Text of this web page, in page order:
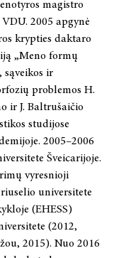
magistro
2005 apgynė
krypties daktaro
„Meno formų
sąveikos ir
problemos H.
ir J. Baltrušaičio
studijose
2005–2006
Šveicarijoje.
vyresnioji
universitete
(EHESS)
(2012,
2015). Nuo 2016